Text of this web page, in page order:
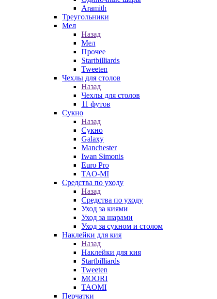
Aramith
Треугольники
Мел
Назад
Мел
Прочее
Startbilliards
Tweeten
Чехлы для столов
Назад
Чехлы для столов
11 футов
Сукно
Назад
Сукно
Galaxy
Manchester
Iwan Simonis
Euro Pro
TAO-MI
Средства по уходу
Назад
Средства по уходу
Уход за киями
Уход за шарами
Уход за сукном и столом
Наклейки для кия
Назад
Наклейки для кия
Startbilliards
Tweeten
MOORI
TAOMI
Перчатки